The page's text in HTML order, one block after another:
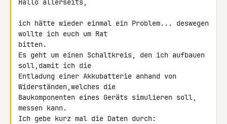
Hallo allerseits,
ich hätte wieder einmal ein Problem... deswegen
wollte ich euch um Rat
bitten.
Es geht um einen Schaltkreis, den ich aufbauen
soll,damit ich die
Entladung einer Akkubatterie anhand von
Widerständen,welches die
Baukomponenten eines Geräts simulieren soll,
messen kann.
Ich gebe kurz mal die Daten durch: